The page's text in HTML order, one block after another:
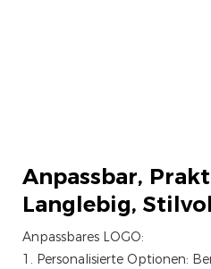
Anpassbar,
Langlebig,
Anpassbares LOGO:
1. Personalisierte Optionen: